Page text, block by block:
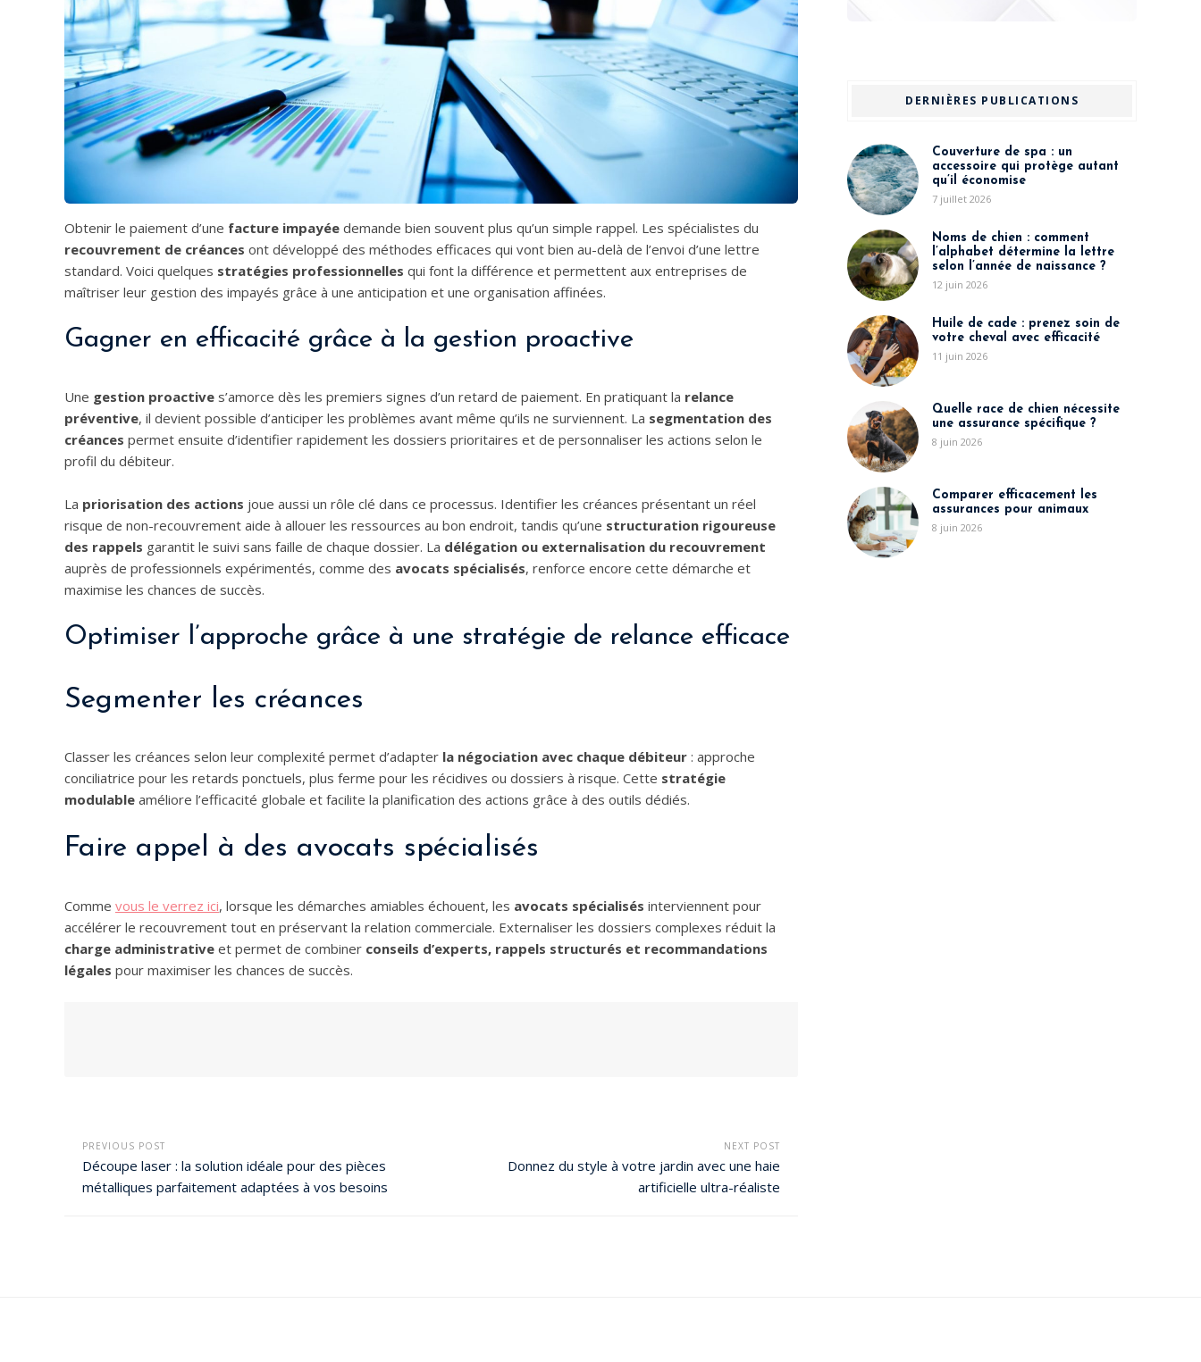
Obtenir le paiement d’une facture impayée demande bien souvent plus qu’un simple rappel. Les spécialistes du
recouvrement de créances ont développé des méthodes efficaces qui vont bien au-delà de l’envoi d’une lettre
standard. Voici quelques stratégies professionnelles qui font la différence et permettent aux entreprises de
maîtriser leur gestion des impayés grâce à une anticipation et une organisation affinées.
Gagner en efficacité grâce à la gestion proactive
Une gestion proactive s’amorce dès les premiers signes d’un retard de paiement. En pratiquant la relance
préventive, il devient possible d’anticiper les problèmes avant même qu’ils ne surviennent. La segmentation des
créances permet ensuite d’identifier rapidement les dossiers prioritaires et de personnaliser les actions selon le
profil du débiteur.
La priorisation des actions joue aussi un rôle clé dans ce processus. Identifier les créances présentant un réel
risque de non-recouvrement aide à allouer les ressources au bon endroit, tandis qu’une structuration rigoureuse
des rappels garantit le suivi sans faille de chaque dossier. La délégation ou externalisation du recouvrement
auprès de professionnels expérimentés, comme des avocats spécialisés, renforce encore cette démarche et
maximise les chances de succès.
Optimiser l’approche grâce à une stratégie de relance efficace
Segmenter les créances
Classer les créances selon leur complexité permet d’adapter la négociation avec chaque débiteur : approche
conciliatrice pour les retards ponctuels, plus ferme pour les récidives ou dossiers à risque. Cette stratégie
modulable améliore l’efficacité globale et facilite la planification des actions grâce à des outils dédiés.
Faire appel à des avocats spécialisés
Comme vous le verrez ici, lorsque les démarches amiables échouent, les avocats spécialisés interviennent pour
accélérer le recouvrement tout en préservant la relation commerciale. Externaliser les dossiers complexes réduit la
charge administrative et permet de combiner conseils d’experts, rappels structurés et recommandations
légales pour maximiser les chances de succès.
PREVIOUS POST
Découpe laser : la solution idéale pour des pièces
métalliques parfaitement adaptées à vos besoins
NEXT POST
Donnez du style à votre jardin avec une haie
artificielle ultra-réaliste
DERNIÈRES PUBLICATIONS
Couverture de spa : un
accessoire qui protège autant
qu’il économise
7 juillet 2026
Noms de chien : comment
l’alphabet détermine la lettre
selon l’année de naissance ?
12 juin 2026
Huile de cade : prenez soin de
votre cheval avec efficacité
11 juin 2026
Quelle race de chien nécessite
une assurance spécifique ?
8 juin 2026
Comparer efficacement les
assurances pour animaux
8 juin 2026